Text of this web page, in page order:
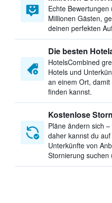
Echte
Millionen Gästen,
deinen perfekten
Die besten
HotelsCombined
Hotels und
an einem Ort,
finden kannst.
Kostenlose
Pläne ändern sich
daher kannst du
Unterkünfte von
Stornierung suchen